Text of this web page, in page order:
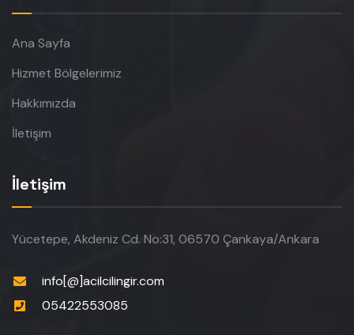
Ana Sayfa
Hizmet Bölgelerimiz
Hakkımızda
İletişim
İletişim
Yücetepe, Akdeniz Cd. No:31, 06570 Çankaya/Ankara
info[@]acilcilingir.com
05422553085